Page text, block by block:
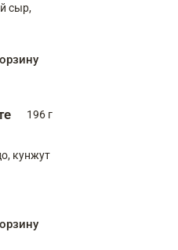
сыр,
196 г
кунжут